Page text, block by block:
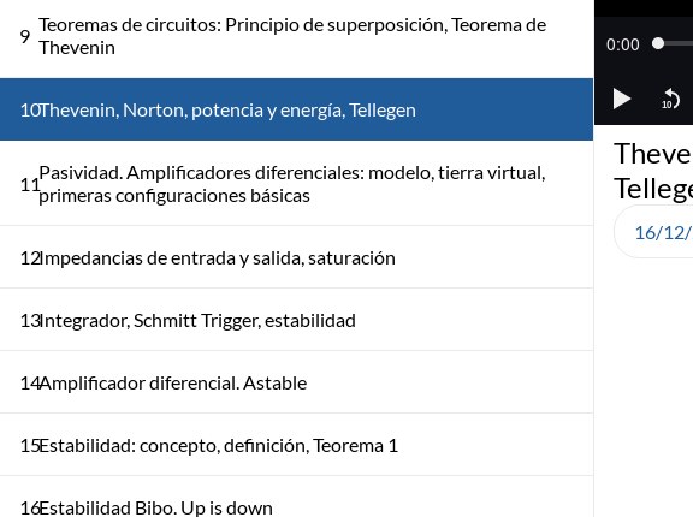
9 Teoremas de circuitos: Principio de superposición, Teorema de
Thevenin
10Thevenin, Norton, potencia y energía, Tellegen
11Pasividad. Amplificadores diferenciales: modelo, tierra virtual,
primeras configuraciones básicas
12Impedancias de entrada y salida, saturación
13Integrador, Schmitt Trigger, estabilidad
14Amplificador diferencial. Astable
15Estabilidad: concepto, definición, Teorema 1
16Estabilidad Bibo. Up is down
16/